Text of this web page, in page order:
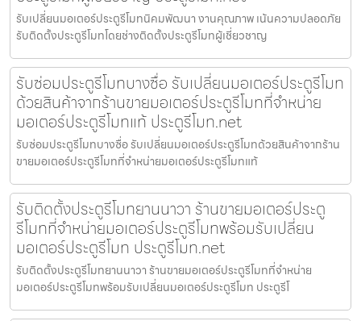
รับเปลี่ยนมอเตอร์ประตูรีโมทนิคมพัฒนา งานคุณภาพ เน้นความปลอดภัย
รับติดตั้งประตูรีโมทโดยช่างติดตั้งประตูรีโมทผู้เชี่ยวชาญ
รับซ่อมประตูรีโมทบางซื่อ รับเปลี่ยนมอเตอร์ประตูรีโมท
ด้วยสินค้าจากร้านขายมอเตอร์ประตูรีโมทที่จำหน่าย
มอเตอร์ประตูรีโมทแท้ ประตูรีโมท.net
รับซ่อมประตูรีโมทบางซื่อ รับเปลี่ยนมอเตอร์ประตูรีโมทด้วยสินค้าจากร้าน
ขายมอเตอร์ประตูรีโมทที่จำหน่ายมอเตอร์ประตูรีโมทแท้
รับติดตั้งประตูรีโมทยานนาวา ร้านขายมอเตอร์ประตู
รีโมทที่จำหน่ายมอเตอร์ประตูรีโมทพร้อมรับเปลี่ยน
มอเตอร์ประตูรีโมท ประตูรีโมท.net
รับติดตั้งประตูรีโมทยานนาวา ร้านขายมอเตอร์ประตูรีโมทที่จำหน่าย
มอเตอร์ประตูรีโมทพร้อมรับเปลี่ยนมอเตอร์ประตูรีโมท ประตูรีโ